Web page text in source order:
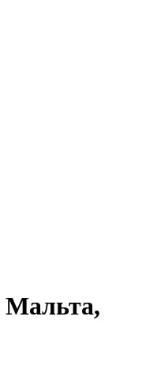
Мальта,